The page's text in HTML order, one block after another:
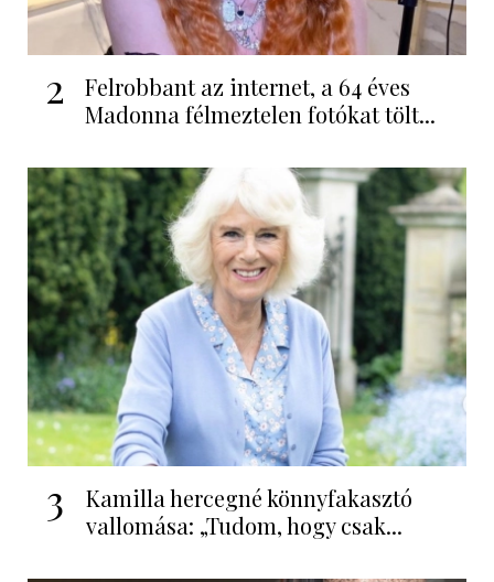
2
Felrobbant az internet, a 64 éves
Madonna félmeztelen fotókat tölt...
3
Kamilla hercegné könnyfakasztó
vallomása: „Tudom, hogy csak...